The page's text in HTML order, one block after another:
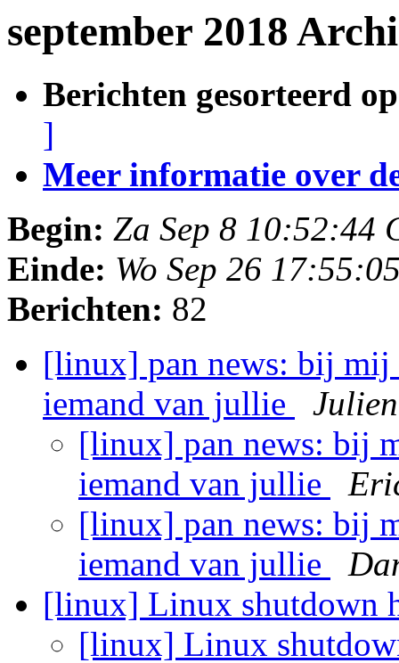
september 2018
Berichten gesorteerd
]
Meer informatie over
Begin: Za Sep 8 10:52:44
Einde: Wo Sep 26
Berichten: 82
[linux] pan news: bij
iemand van jullie
[linux] pan news: bij
iemand van jullie
[linux] pan news: bij
iemand van jullie
[linux] Linux shutdown
[linux] Linux